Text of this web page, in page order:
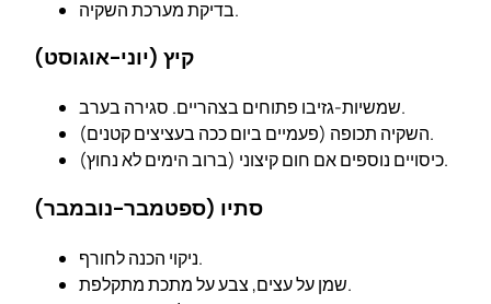
בדיקת מערכת השקיה.
קיץ (יוני-אוגוסט)
שמשיות-גזיבו פתוחים בצהריים. סגירה בערב.
השקיה תכופה (פעמיים ביום ככה בעציצים קטנים).
כיסויים נוספים אם חום קיצוני (ברוב הימים לא נחוץ).
סתיו (ספטמבר-נובמבר)
ניקוי הכנה לחורף.
שמן על עצים, צבע על מתכת מתקלפת.